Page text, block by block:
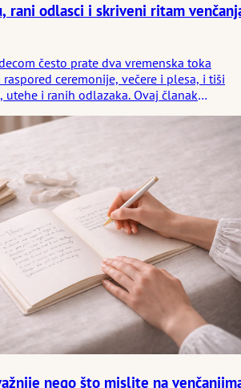
rani odlasci i skriveni ritam
često prate dva vremenska toka
ceremonije, večere i plesa, i tiši
utehe i ranih odlazaka. Ovaj članak
nego što mislite na